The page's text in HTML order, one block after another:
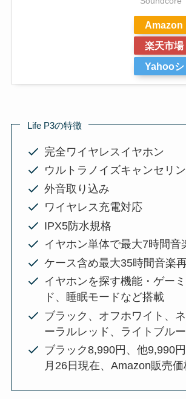
Amazon
楽天市場
Yahooシ
Life P3の特徴
完全ワイヤレスイヤホン
ウルトラノイズキャンセリ
外音取り込み
ワイヤレス充電対応
IPX5防水規格
イヤホン単体で最大7時間音
ケース含め最大35時間音楽
イヤホンを探す機能・ゲー
ド、睡眠モードなど搭載
ブラック、オフホワイト、
ーラルレッド、ライトブル
ブラック8,990円、他9,990
月26日現在、Amazon販売価